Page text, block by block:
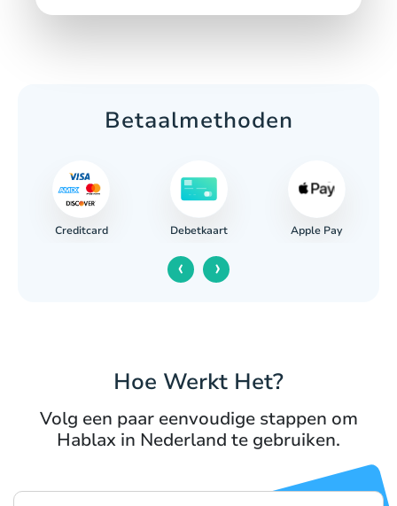
Betaalmethoden
Creditcard Debetkaart Apple Pay
‹ ›
Hoe Werkt Het?
Volg een paar eenvoudige stappen om
Hablax in Nederland te gebruiken.